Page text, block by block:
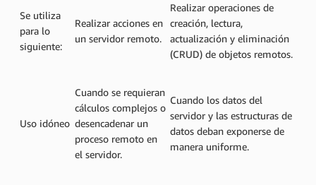
Se utiliza
para lo
siguiente:
Realizar acciones en
un servidor remoto.
Realizar operaciones de
creación, lectura,
actualización y eliminación
(CRUD) de objetos remotos.
Uso idóneo
Cuando se requieran
cálculos complejos o
desencadenar un
proceso remoto en
el servidor.
Cuando los datos del
servidor y las estructuras de
datos deban exponerse de
manera uniforme.